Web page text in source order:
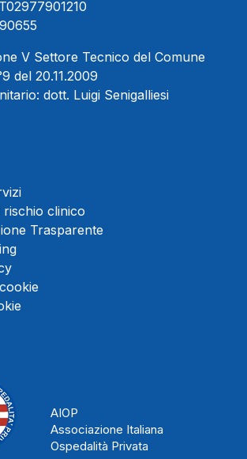
V Settore Tecnico del Comune
del 20.11.2009
dott. Luigi Senigalliesi
rischio clinico
Trasparente
AIOP
Associazione Italiana
Ospedalità Privata